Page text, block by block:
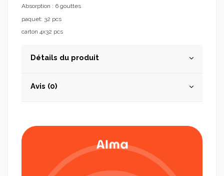
Absorption : 6 gouttes
paquet: 32 pcs
carton 4x32 pcs
Détails du produit
Avis (0)